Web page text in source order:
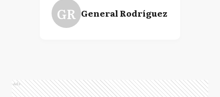
GR General Rodríguez
Ads